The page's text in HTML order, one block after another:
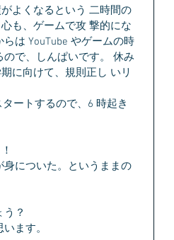
よくなるという 二時間の
も、ゲームで攻 撃的にな
は YouTube やゲームの時
で、しんぱいです。 休み
に向けて、規則正し いリ
？
ます。